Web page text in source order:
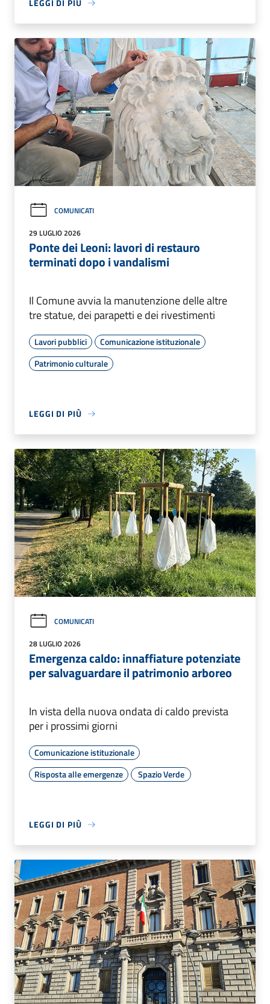
LEGGI DI PIÙ
COMUNICATI
29 LUGLIO 2026
Ponte dei Leoni: lavori di restauro
terminati dopo i vandalismi
Il Comune avvia la manutenzione delle altre
tre statue, dei parapetti e dei rivestimenti
Lavori pubblici
Comunicazione istituzionale
Patrimonio culturale
LEGGI DI PIÙ
COMUNICATI
28 LUGLIO 2026
Emergenza caldo: innaffiature potenziate
per salvaguardare il patrimonio arboreo
In vista della nuova ondata di caldo prevista
per i prossimi giorni
Comunicazione istituzionale
Risposta alle emergenze
Spazio Verde
LEGGI DI PIÙ